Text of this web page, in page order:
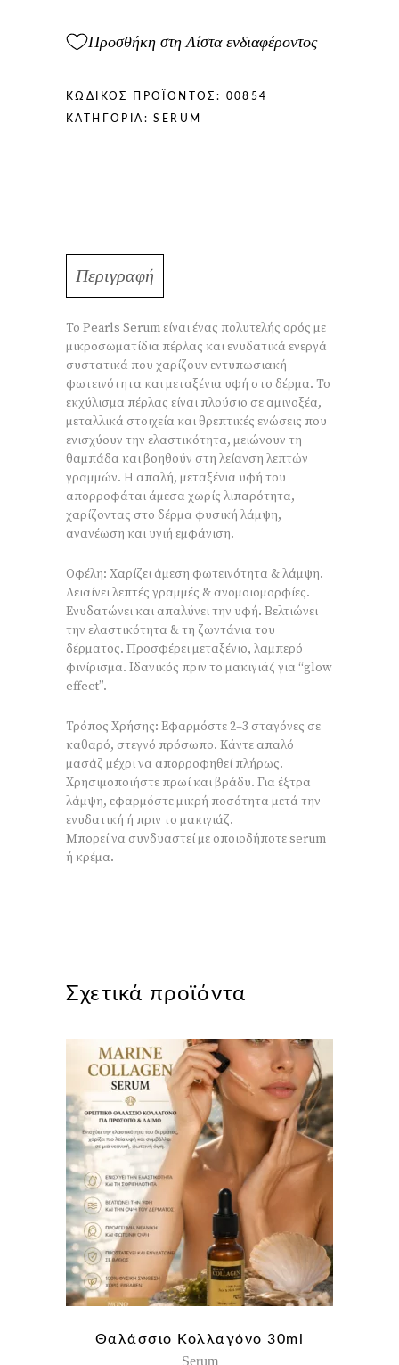
Προσθήκη στη Λίστα ενδιαφέροντος
ΚΩΔΙΚΌΣ ΠΡΟΪΌΝΤΟΣ: 00854
ΚΑΤΗΓΟΡΊΑ:SERUM
Περιγραφή
Το Pearls Serum είναι ένας πολυτελής ορός με
μικροσωματίδια πέρλας και ενυδατικά ενεργά
συστατικά που χαρίζουν εντυπωσιακή
φωτεινότητα και μεταξένια υφή στο δέρμα. Το
εκχύλισμα πέρλας είναι πλούσιο σε αμινοξέα,
μεταλλικά στοιχεία και θρεπτικές ενώσεις που
ενισχύουν την ελαστικότητα, μειώνουν τη
θαμπάδα και βοηθούν στη λείανση λεπτών
γραμμών. Η απαλή, μεταξένια υφή του
απορροφάται άμεσα χωρίς λιπαρότητα,
χαρίζοντας στο δέρμα φυσική λάμψη,
ανανέωση και υγιή εμφάνιση.
Οφέλη: Χαρίζει άμεση φωτεινότητα & λάμψη.
Λειαίνει λεπτές γραμμές & ανομοιομορφίες.
Ενυδατώνει και απαλύνει την υφή. Βελτιώνει
την ελαστικότητα & τη ζωντάνια του
δέρματος. Προσφέρει μεταξένιο, λαμπερό
φινίρισμα. Ιδανικός πριν το μακιγιάζ για “glow
effect”.
Τρόπος Χρήσης: Εφαρμόστε 2–3 σταγόνες σε
καθαρό, στεγνό πρόσωπο. Κάντε απαλό
μασάζ μέχρι να απορροφηθεί πλήρως.
Χρησιμοποιήστε πρωί και βράδυ. Για έξτρα
λάμψη, εφαρμόστε μικρή ποσότητα μετά την
ενυδατική ή πριν το μακιγιάζ.
Μπορεί να συνδυαστεί με οποιοδήποτε serum
ή κρέμα.
Σχετικά προϊόντα
Θαλάσσιο Κολλαγόνο 30ml
Serum